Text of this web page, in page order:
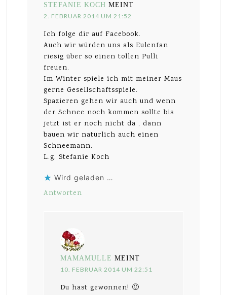
STEFANIE KOCH MEINT
2. FEBRUAR 2014 UM 21:52
Ich folge dir auf Facebook.
Auch wir würden uns als Eulenfan
riesig über so einen tollen Pulli
freuen.
Im Winter spiele ich mit meiner Maus
gerne Gesellschaftsspiele.
Spazieren gehen wir auch und wenn
der Schnee noch kommen sollte bis
jetzt ist er noch nicht da , dann
bauen wir natürlich auch einen
Schneemann.
L.g. Stefanie Koch
Wird geladen …
Antworten
MAMAMULLE MEINT
10. FEBRUAR 2014 UM 22:51
Du hast gewonnen! 🙂